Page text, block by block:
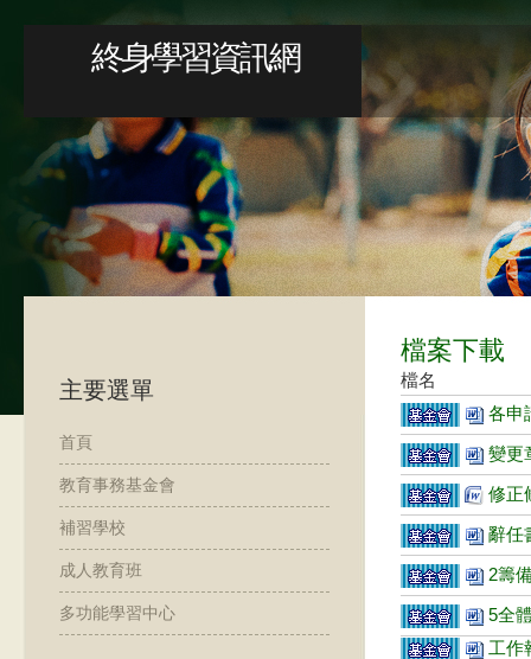
終身學習資訊網
檔案下載
檔名
各申
變更
修正
辭任
2籌
5全
工作
主要選單
首頁
教育事務基金會
補習學校
成人教育班
多功能學習中心